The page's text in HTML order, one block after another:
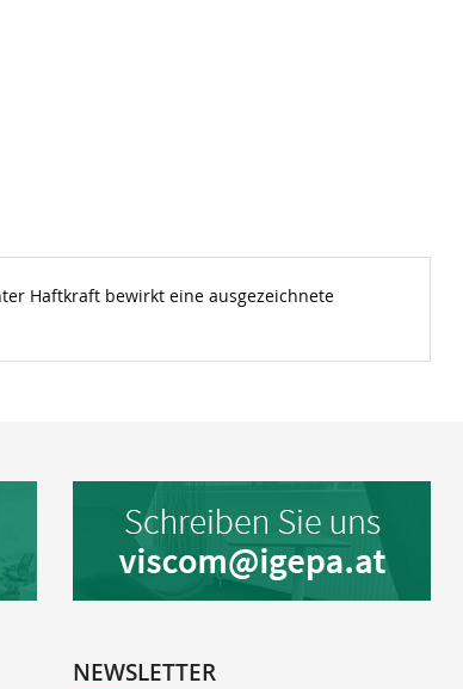
Haftkraft bewirkt eine ausgezeichnete
NEWSLETTER